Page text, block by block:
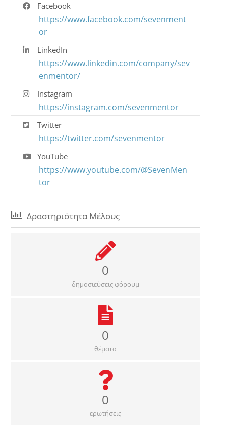
Facebook
https://www.facebook.com/sevenment
or
LinkedIn
https://www.linkedin.com/company/sev
enmentor/
Instagram
https://instagram.com/sevenmentor
Twitter
https://twitter.com/sevenmentor
YouTube
https://www.youtube.com/@SevenMen
tor
Δραστηριότητα Μέλους
0
δημοσιεύσεις φόρουμ
0
θέματα
0
ερωτήσεις